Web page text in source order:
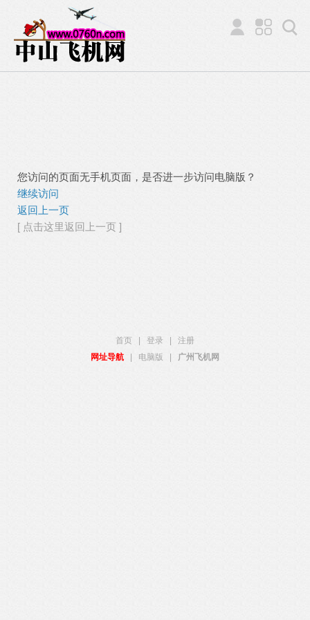
您访问的页面无手机页面，是否进一步访问电脑版？
继续访问
返回上一页
[ 点击这里返回上一页 ]
首页 登录
注册
网址导航
电脑版 广州飞机网